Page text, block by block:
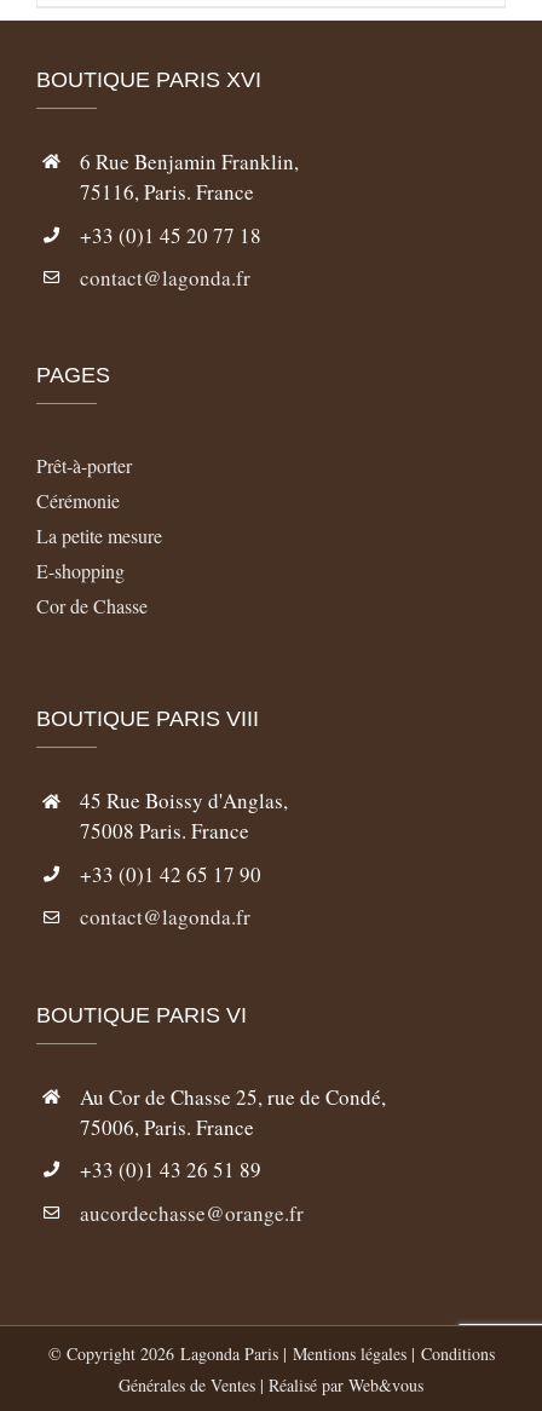
BOUTIQUE PARIS XVI
6 Rue Benjamin Franklin,
75116, Paris. France
+33 (0)1 45 20 77 18
contact@lagonda.fr
PAGES
Prêt-à-porter
Cérémonie
La petite mesure
E-shopping
Cor de Chasse
BOUTIQUE PARIS VIII
45 Rue Boissy d'Anglas,
75008 Paris. France
+33 (0)1 42 65 17 90
contact@lagonda.fr
BOUTIQUE PARIS VI
Au Cor de Chasse 25, rue de Condé,
75006, Paris. France
+33 (0)1 43 26 51 89
aucordechasse@orange.fr
© Copyright 2026 Lagonda Paris | Mentions légales| Conditions
Générales de Ventes | Réalisé par Web&vous